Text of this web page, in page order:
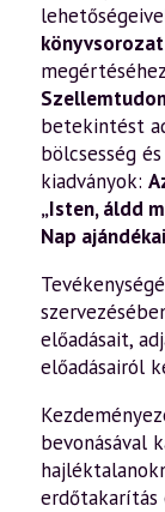
könyvsorozat
betekintést
bölcsesség
kiadványok:
„Isten, áldd
Nap ajándékai
előadásait,
előadásairól
bevonásával
erdőtakarítás